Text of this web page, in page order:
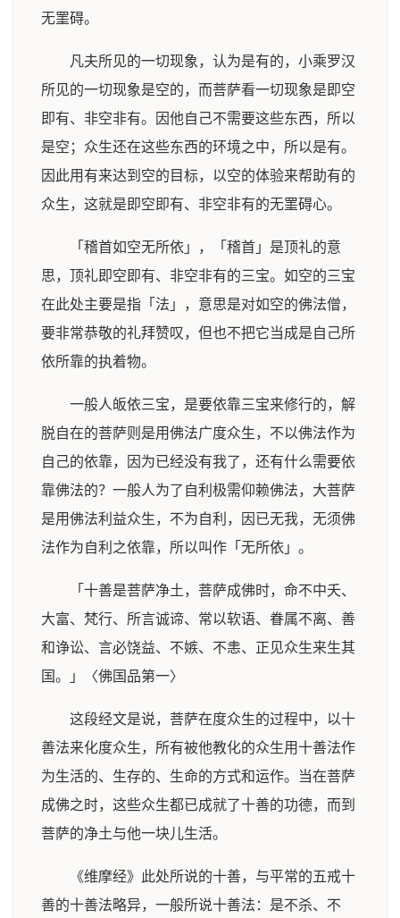
无罣碍。
凡夫所见的一切现象，认为是有的，小乘罗汉
所见的一切现象是空的，而菩萨看一切现象是即空
即有、非空非有。因他自己不需要这些东西，所以
是空；众生还在这些东西的环境之中，所以是有。
因此用有来达到空的目标，以空的体验来帮助有的
众生，这就是即空即有、非空非有的无罣碍心。
「稽首如空无所依」，「稽首」是顶礼的意
思，顶礼即空即有、非空非有的三宝。如空的三宝
在此处主要是指「法」，意思是对如空的佛法僧，
要非常恭敬的礼拜赞叹，但也不把它当成是自己所
依所靠的执着物。
一般人皈依三宝，是要依靠三宝来修行的，解
脱自在的菩萨则是用佛法广度众生，不以佛法作为
自己的依靠，因为已经没有我了，还有什么需要依
靠佛法的？一般人为了自利极需仰赖佛法，大菩萨
是用佛法利益众生，不为自利，因已无我，无须佛
法作为自利之依靠，所以叫作「无所依」。
「十善是菩萨净土，菩萨成佛时，命不中夭、
大富、梵行、所言诚谛、常以软语、眷属不离、善
和诤讼、言必饶益、不嫉、不恚、正见众生来生其
国。」〈佛国品第一〉
这段经文是说，菩萨在度众生的过程中，以十
善法来化度众生，所有被他教化的众生用十善法作
为生活的、生存的、生命的方式和运作。当在菩萨
成佛之时，这些众生都已成就了十善的功德，而到
菩萨的净土与他一块儿生活。
《维摩经》此处所说的十善，与平常的五戒十
善的十善法略异，一般所说十善法：是不杀、不